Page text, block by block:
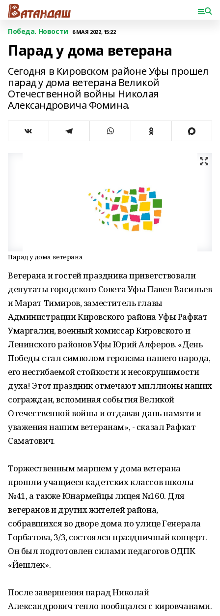
Победа. Новости 6 МАЯ 2022, 15:22
Парад у дома ветерана
Сегодня в Кировском районе Уфы прошел
парад у дома ветерана Великой
Отечественной войны Николая
Александровича Фомина.
Парад у дома ветерана
Ветерана и гостей праздника приветствовали
депутаты городского Совета Уфы Павел Васильев
и Марат Тимиров, заместитель главы
Администрации Кировского района Уфы Рафкат
Умаргалин, военный комиссар Кировского и
Ленинского районов Уфы Юрий Алферов. «День
Победы стал символом героизма нашего народа,
его несгибаемой стойкости и несокрушимости
духа! Этот праздник отмечают миллионы наших
сограждан, вспоминая события Великой
Отечественной войны и отдавая дань памяти и
уважения нашим ветеранам», - сказал Рафкат
Саматович.
Торжественным маршем у дома ветерана
прошли учащиеся кадетских классов школы
№41, а также Юнармейцы лицея №160. Для
ветеранов и других жителей района,
собравшихся во дворе дома по улице Генерала
Горбатова, 3/3, состоялся праздничный концерт.
Он был подготовлен силами педагогов ОДПК
«Йешлек».
После завершения парад Николай
Александрович тепло пообщался с кировчанами.